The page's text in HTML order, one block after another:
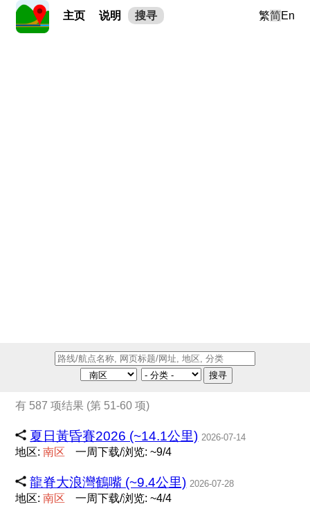
主页 说明 搜寻 繁简En
搜寻
有 587 项结果 (第 51-60 项)
夏日黃昏賽2026 (~14.1公里) 2026-07-14
地区:南区 一周下载/浏览: ~9/4
龍脊大浪灣鶴嘴 (~9.4公里) 2026-07-28
地区:南区 一周下载/浏览: ~4/4